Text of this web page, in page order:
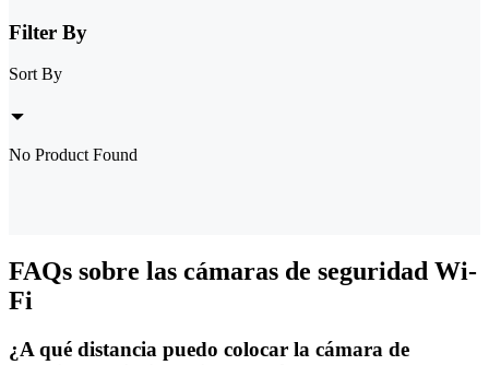
Filter By
Sort By
No Product Found
FAQs sobre las cámaras de seguridad Wi-
Fi
¿A qué distancia puedo colocar la cámara de